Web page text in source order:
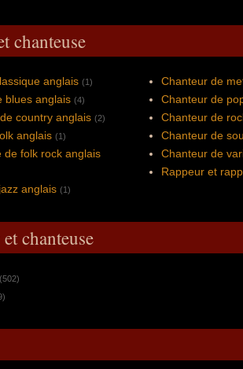
chanteuse
anglais (1)
blues anglais (4)
country anglais (2)
anglais (1)
de folk rock anglais
anglais (1)
Chanteur de
Chanteur de
Chanteur de
Chanteur de
Chanteur de
Rappeur et
chanteuse
(502)